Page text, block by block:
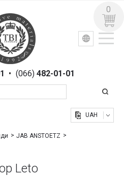
• (066) 482-01-01
УКР РУС
UAH
0
JAB ANSTOETZ
Leto